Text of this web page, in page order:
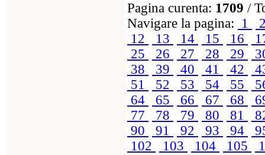
Pagina curenta: 1709 /
Navigare la pagina: 1
12
13 14 15 16
25
26 27 28 29
38
39 40 41 42
51
52 53 54 55
64
65 66 67 68
77
78 79 80 81
90
91 92 93 94
102
103 104 105